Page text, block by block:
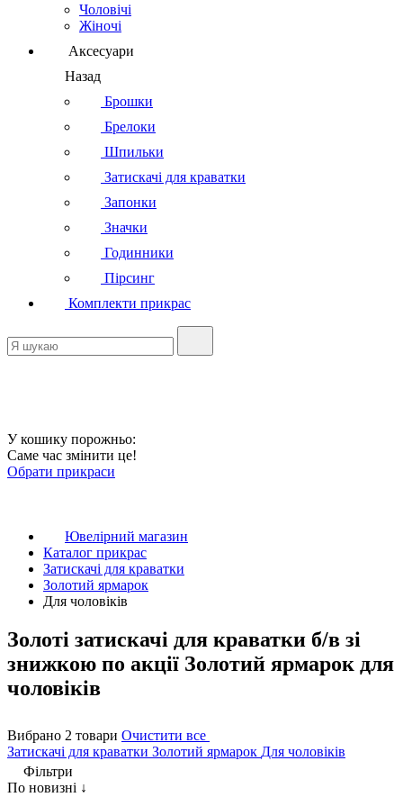
Чоловічі
Жіночі
Аксесуари
Назад
Брошки
Брелоки
Шпильки
Затискачі для краватки
Запонки
Значки
Годинники
Пірсинг
Комплекти прикрас
У кошику порожньо:
Саме час змінити це!
Обрати прикраси
Ювелірний магазин
Каталог прикрас
Затискачі для краватки
Золотий ярмарок
Для чоловіків
Золоті затискачі для краватки б/в зі
знижкою по акції Золотий ярмарок для
чоловіків
Вибрано 2 товари Очистити все
Затискачі для краватки Золотий ярмарок Для чоловіків
Фільтри
По новизні ↓